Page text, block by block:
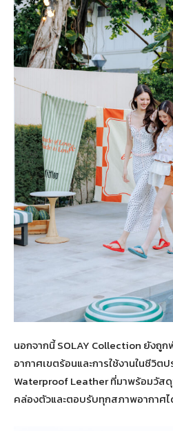
นอกจากนี้ SOLAY Collection ยังถู
อากาศเขตร้อนและการใช้งานในชีวิตป
Waterproof Leather ที่มาพร้อมวัส
คล่องตัวและตอบรับทุกสภาพอากาศ